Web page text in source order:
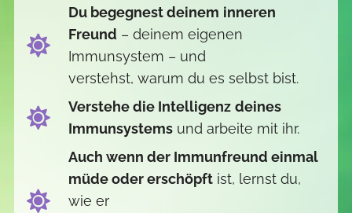
Du begegnest deinem inneren
Freund – deinem eigenen
Immunsystem – und
verstehst, warum du es selbst bist.
Verstehe die Intelligenz deines
Immunsystemsund arbeite mit ihr.
Auch wenn der Immunfreund einmal
müde oder erschöpftist, lernst du,
wie er